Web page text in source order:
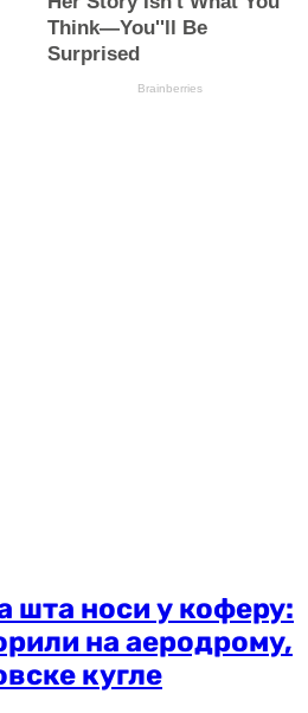
шта носи у коферу:
на аеродрому,
кугле